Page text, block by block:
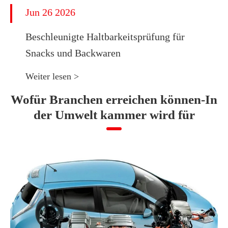
Jun 26 2026
Beschleunigte Haltbarkeitsprüfung für
Snacks und Backwaren
Weiter lesen >
Wofür Branchen erreichen können-In
der Umwelt kammer wird für